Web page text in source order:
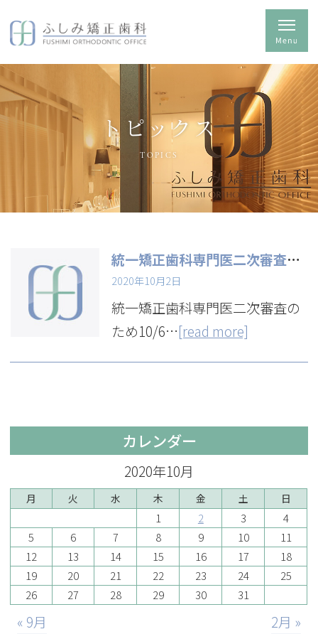
トピックス
TOPICS
統一矯正歯科専門医二次審査のため10/6・７日は休診いたします。
2020年10月2日
統一矯正歯科専門医二次審査の
ため10/6…[read more]
カレンダー
2020年10月
月 火 水 木 金 土 日
1 2 3
4
5
6 7 8 9 10
11
12
13 14 15 16 17
18
19
20 21 22 23 24
25
26
27 28 29 30 31
« 9月 2月 »